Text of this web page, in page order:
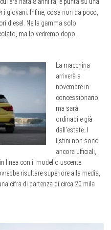
era nata 8 anni fa, e punta su una
i giovani. Infine, cosa non da poco,
diesel. Nella gamma solo
ma lo vedremo dopo.
La macchina
arriverà a
novembre in
concessionario,
ma sarà
ordinabile già
dall’estate. I
listini non sono
ancora ufficiali,
linea con il modello uscente.
risultare superiore alla media,
cifra di partenza di circa 20 mila